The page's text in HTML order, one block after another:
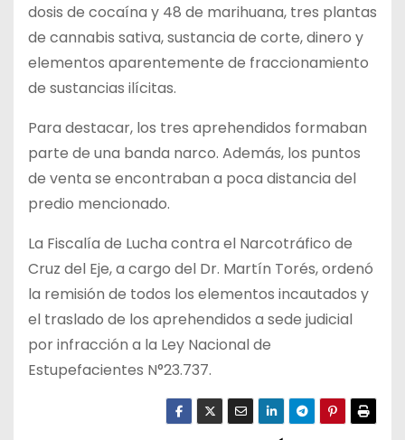
dosis de cocaína y 48 de marihuana, tres plantas
de cannabis sativa, sustancia de corte, dinero y
elementos aparentemente de fraccionamiento
de sustancias ilícitas.
Para destacar, los tres aprehendidos formaban
parte de una banda narco. Además, los puntos
de venta se encontraban a poca distancia del
predio mencionado.
La Fiscalía de Lucha contra el Narcotráfico de
Cruz del Eje, a cargo del Dr. Martín Torés, ordenó
la remisión de todos los elementos incautados y
el traslado de los aprehendidos a sede judicial
por infracción a la Ley Nacional de
Estupefacientes N°23.737.